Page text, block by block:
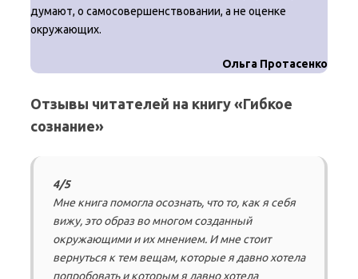
думают, о самосовершенствовании, а не оценке
окружающих.
Ольга Протасенко
Отзывы читателей на книгу «Гибкое
сознание»
4/5
Мне книга помогла осознать, что то, как я себя
вижу, это образ во многом созданный
окружающими и их мнением. И мне стоит
вернуться к тем вещам, которые я давно хотела
попробовать и которым я давно хотела